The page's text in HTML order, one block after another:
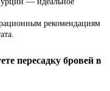
рекомендациям
пересадку бровей в